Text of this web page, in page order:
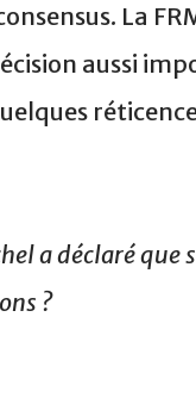
La
aussi
a déclaré que
?